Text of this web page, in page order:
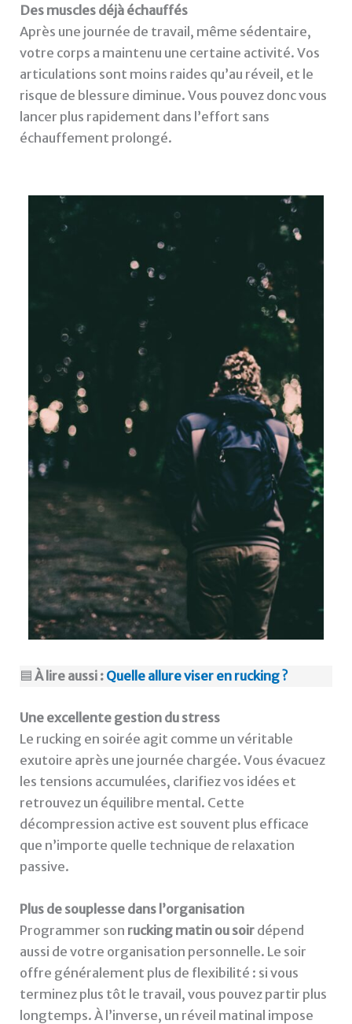
Des muscles déjà échauffés
Après une journée de travail, même sédentaire,
votre corps a maintenu une certaine activité. Vos
articulations sont moins raides qu’au réveil, et le
risque de blessure diminue. Vous pouvez donc vous
lancer plus rapidement dans l’effort sans
échauffement prolongé.
🟦À lire aussi : Quelle allure viser en rucking ?
Une excellente gestion du stress
Le rucking en soirée agit comme un véritable
exutoire après une journée chargée. Vous évacuez
les tensions accumulées, clarifiez vos idées et
retrouvez un équilibre mental. Cette
décompression active est souvent plus efficace
que n’importe quelle technique de relaxation
passive.
Plus de souplesse dans l’organisation
Programmer son rucking matin ou soir dépend
aussi de votre organisation personnelle. Le soir
offre généralement plus de flexibilité : si vous
terminez plus tôt le travail, vous pouvez partir plus
longtemps. À l’inverse, un réveil matinal impose